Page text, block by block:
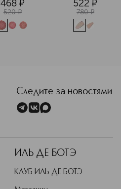
468 ¤
520 ¤
522 ¤
780 ¤
Следите за новостями
ИЛЬ ДЕ БОТЭ
КЛУБ ИЛЬ ДЕ БОТЭ